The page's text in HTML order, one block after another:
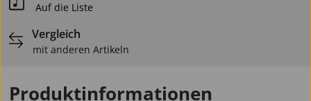
Auf die Liste
Vergleich
mit anderen Artikeln
Produktinformationen